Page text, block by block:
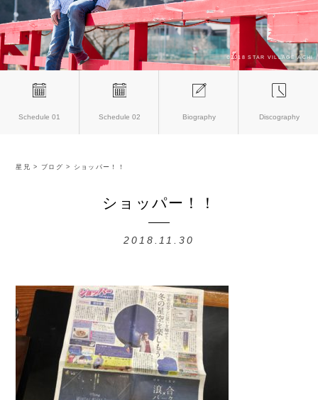
Schedule 01 Schedule 02 Biography Discography
星兄 > ブログ > ショッパー！！
ショッパー！！
2018.11.30